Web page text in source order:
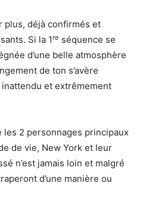
plus, déjà confirmés et
Si la 1re séquence se
d’une belle atmosphère
de ton s’avère
et extrêmement
les 2 personnages principaux
de vie, New York et leur
n’est jamais loin et malgré
d’une manière ou